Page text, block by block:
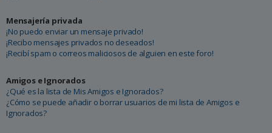
Mensajería privada
¡No puedo enviar un mensaje privado!
¡Recibo mensajes privados no deseados!
¡Recibí spam o correos maliciosos de alguien en este foro!
Amigos e Ignorados
¿Qué es la lista de Mis Amigos e Ignorados?
¿Cómo se puede añadir o borrar usuarios de mi lista de Amigos e
Ignorados?